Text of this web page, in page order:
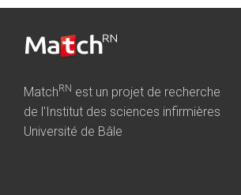
MatchRN est un projet de recherche
de l'Institut des sciences infirmières
Université de Bâle